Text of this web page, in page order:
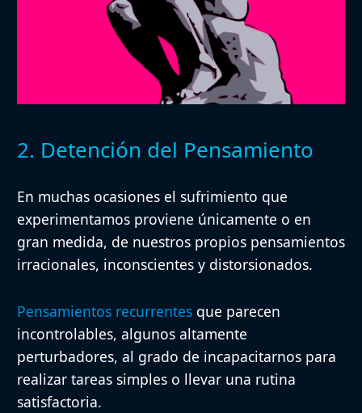
2. Detención del Pensamiento
En muchas ocasiones el sufrimiento que
experimentamos proviene únicamente o en
gran medida, de nuestros propios pensamientos
irracionales, inconscientes y distorsionados.
Pensamientos recurrentes que parecen
incontrolables, algunos altamente
perturbadores, al grado de incapacitarnos para
realizar tareas simples o llevar una rutina
satisfactoria.